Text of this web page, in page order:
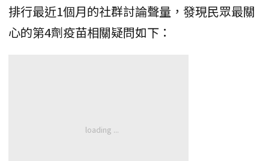
排行最近1個月的社群討論聲量，發現民眾最關
心的第4劑疫苗相關疑問如下：